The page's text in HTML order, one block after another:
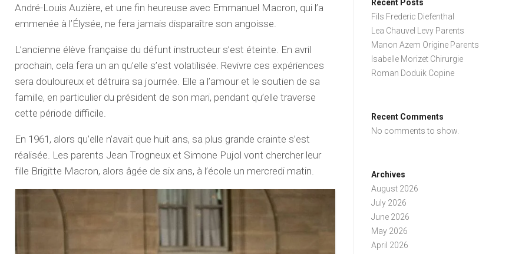
André-Louis Auzière, et une fin heureuse avec Emmanuel Macron, qui l’a
emmenée à l’Élysée, ne fera jamais disparaître son angoisse.
L’ancienne élève française du défunt instructeur s’est éteinte. En avril
prochain, cela fera un an qu’elle s’est volatilisée. Revivre ces expériences
sera douloureux et détruira sa journée. Elle a l’amour et le soutien de sa
famille, en particulier du président de son mari, pendant qu’elle traverse
cette période difficile.
En 1961, alors qu’elle n’avait que huit ans, sa plus grande crainte s’est
réalisée. Les parents Jean Trogneux et Simone Pujol vont chercher leur
fille Brigitte Macron, alors âgée de six ans, à l’école un mercredi matin.
Recent Posts
Fils Frederic Diefenthal
Lea Chauvel Levy Parents
Manon Azem Origine Parents
Isabelle Morizet Chirurgie
Roman Doduik Copine
Recent Comments
No comments to show.
Archives
August 2026
July 2026
June 2026
May 2026
April 2026